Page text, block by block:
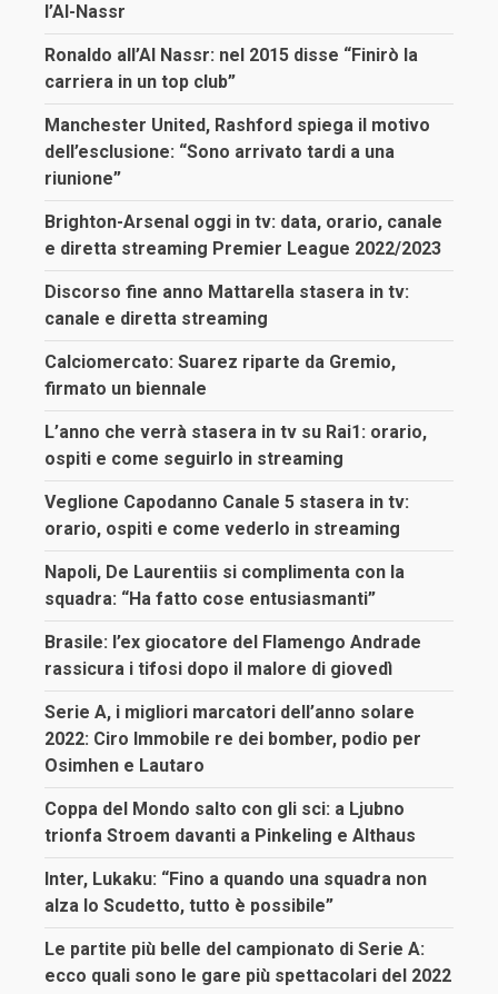
l’Al-Nassr
Ronaldo all’Al Nassr: nel 2015 disse “Finirò la
carriera in un top club”
Manchester United, Rashford spiega il motivo
dell’esclusione: “Sono arrivato tardi a una
riunione”
Brighton-Arsenal oggi in tv: data, orario, canale
e diretta streaming Premier League 2022/2023
Discorso fine anno Mattarella stasera in tv:
canale e diretta streaming
Calciomercato: Suarez riparte da Gremio,
firmato un biennale
L’anno che verrà stasera in tv su Rai1: orario,
ospiti e come seguirlo in streaming
Veglione Capodanno Canale 5 stasera in tv:
orario, ospiti e come vederlo in streaming
Napoli, De Laurentiis si complimenta con la
squadra: “Ha fatto cose entusiasmanti”
Brasile: l’ex giocatore del Flamengo Andrade
rassicura i tifosi dopo il malore di giovedì
Serie A, i migliori marcatori dell’anno solare
2022: Ciro Immobile re dei bomber, podio per
Osimhen e Lautaro
Coppa del Mondo salto con gli sci: a Ljubno
trionfa Stroem davanti a Pinkeling e Althaus
Inter, Lukaku: “Fino a quando una squadra non
alza lo Scudetto, tutto è possibile”
Le partite più belle del campionato di Serie A:
ecco quali sono le gare più spettacolari del 2022